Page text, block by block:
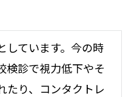
しています。今の時
検診で視力低下やそ
たり、コンタクトレ